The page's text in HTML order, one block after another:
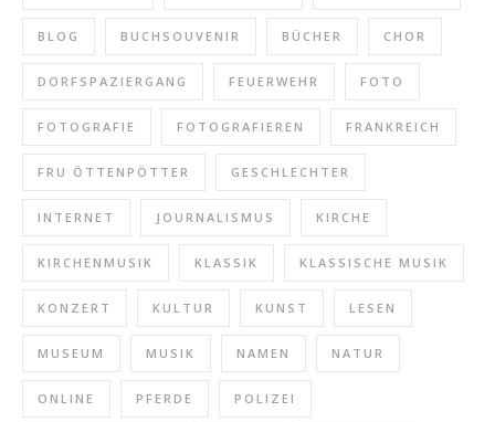
BLOG BUCHSOUVENIR BÜCHER CHOR
DORFSPAZIERGANG FEUERWEHR FOTO
FOTOGRAFIE FOTOGRAFIEREN FRANKREICH
FRU ÖTTENPÖTTER GESCHLECHTER
INTERNET JOURNALISMUS KIRCHE
KIRCHENMUSIK KLASSIK KLASSISCHE MUSIK
KONZERT KULTUR KUNST LESEN
MUSEUM MUSIK NAMEN NATUR
ONLINE PFERDE POLIZEI